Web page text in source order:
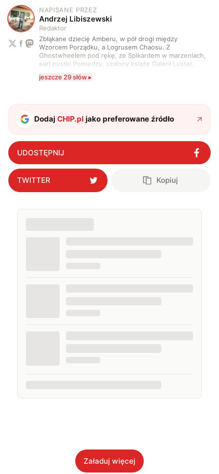
A
NAPISANE PRZEZ
Andrzej Libiszewski
Redaktor
Zbłąkane dziecię Amberu, w pół drogi między
Wzorcem Porządku, a Logrusem Chaosu. Z
Ghostwheelem pod rękę, ze Spikardem w marzeniach,
earl pustki Pomiędzy, szalony książę Galerii Luster,
serio? Pisaniem o szeroko pojętej technice o zajmuję
i gram w gry :)
jeszcze 29 słów ▸
DodajCHIP.pl jako preferowane źródło
UDOSTĘPNIJ
TWITTER Kopiuj
Załaduj więcej